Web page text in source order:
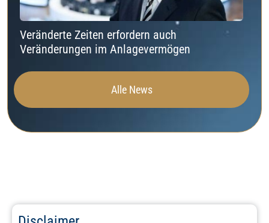
Veränderte Zeiten erfordern auch
Veränderungen im Anlagevermögen
Alle News